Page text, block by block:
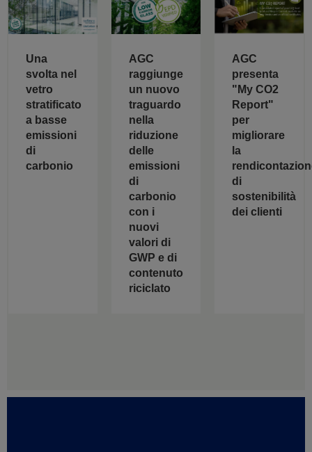
Una
svolta nel
vetro
stratificato
a basse
emissioni
di
carbonio
AGC
raggiunge
un nuovo
traguardo
nella
riduzione
delle
emissioni
di
carbonio
con i
nuovi
valori di
GWP e di
contenuto
riciclato
AGC
presenta
"My CO2
Report"
per
migliorare
la
di
sostenibilità
dei clienti